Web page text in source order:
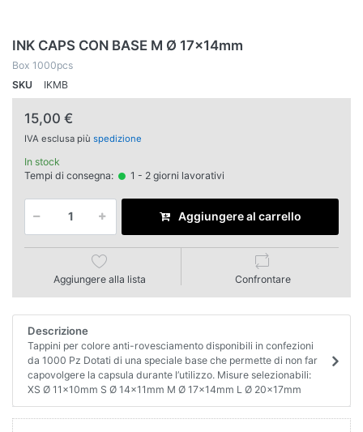
INK CAPS CON BASE M Ø 17x14mm
Box 1000pcs
SKU
IKMB
15,00 €
IVA esclusa più spedizione
In stock
Tempi di consegna:
1 - 2 giorni lavorativi
Aggiungere al carrello
Aggiungere alla lista Confrontare
Descrizione
Tappini per colore anti-rovesciamento disponibili in confezioni
da 1000 Pz Dotati di una speciale base che permette di non far
capovolgere la capsula durante l’utilizzo. Misure selezionabili:
XS Ø 11x10mm S Ø 14x11mm M Ø 17x14mm L Ø 20x17mm